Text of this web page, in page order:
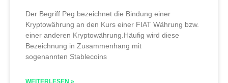
Der Begriff Peg bezeichnet die Bindung einer
Kryptowährung an den Kurs einer FIAT Währung bzw.
einer anderen Kryptowährung.Häufig wird diese
Bezeichnung in Zusammenhang mit
sogenannten Stablecoins
WEITERLESEN »